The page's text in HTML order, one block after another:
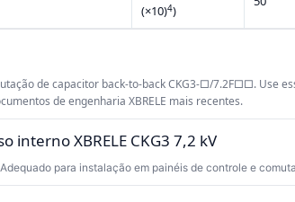
(×10)4)
de capacitor back-to-back CKG3-□/7.2F□□. Use
de engenharia XBRELE mais recentes.
para instalação em painéis de controle e